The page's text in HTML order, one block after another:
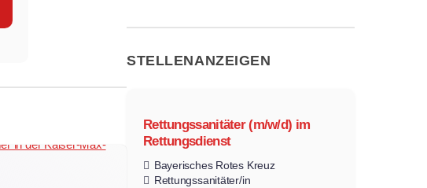
STELLENANZEIGEN
Rettungssanitäter (m/w/d) im
Rettungsdienst
Bayerisches Rotes Kreuz
Rettungssanitäter/in